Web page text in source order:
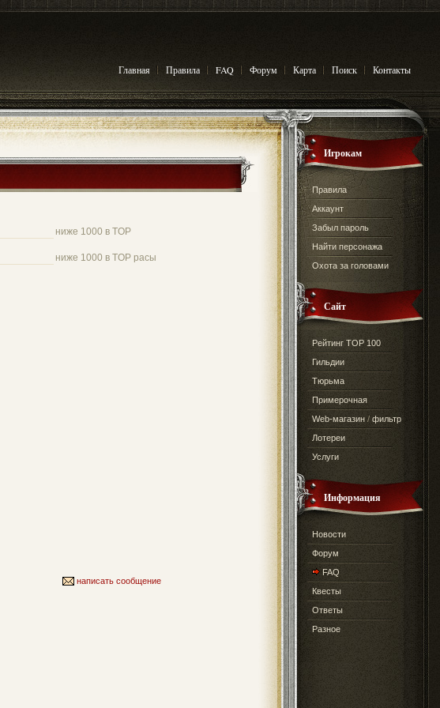
Главная Правила FAQ Форум Карта Поиск Контакты
ниже 1000 в TOP
ниже 1000 в TOP расы
написать сообщение
Игрокам
Правила
Аккаунт
Забыл пароль
Найти персонажа
Охота за головами
Сайт
Рейтинг TOP 100
Гильдии
Тюрьма
Примерочная
Web-магазин / фильтр
Лотереи
Услуги
Информация
Новости
Форум
FAQ
Квесты
Ответы
Разное